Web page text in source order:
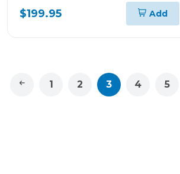
$199.95 Add
1 2 3 4 5